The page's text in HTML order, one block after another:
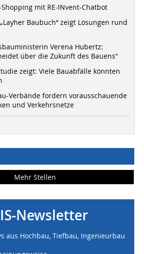
mit RE-INvent-Chatbot
Baubuch“ zeigt Lösungen rund
Verena Hubertz:
über die Zukunft des Bauens"
zeigt: Viele Bauabfälle könnten
Verbände fordern vorausschauende
und Verkehrsnetze
Mehr Stellen
Newsletter
aus Hochbau, Tiefbau, Ingenieurbau